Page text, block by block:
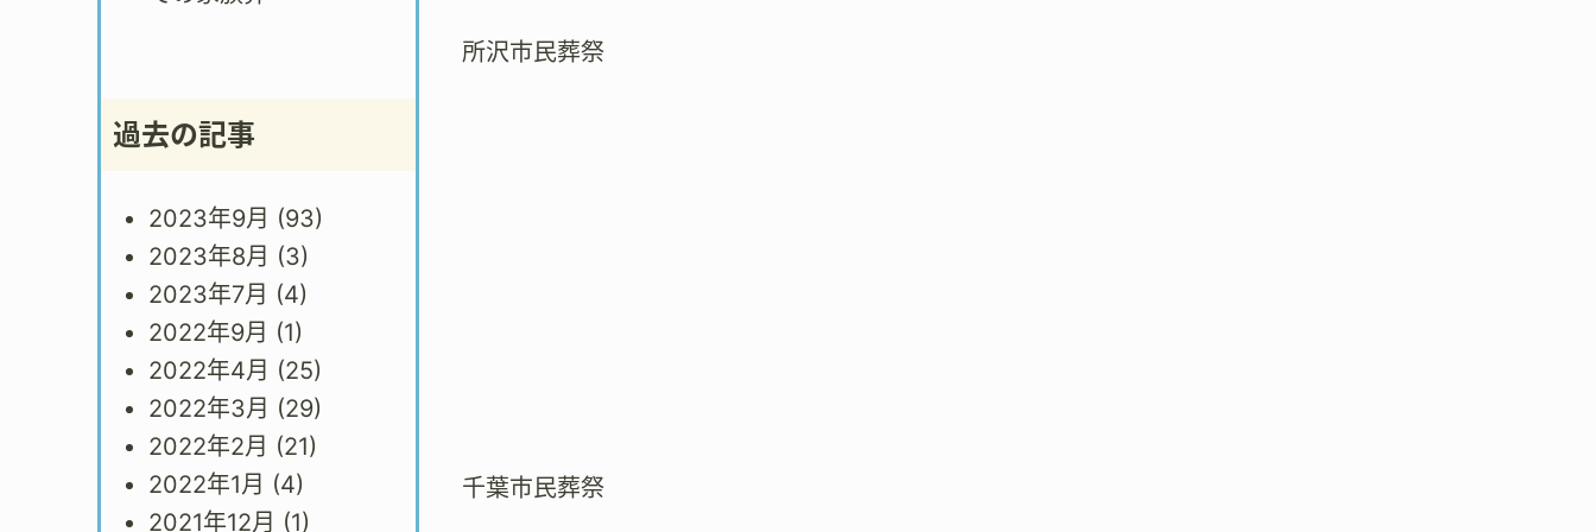
過去の記事
2023年9月 (93)
2023年8月 (3)
2023年7月 (4)
2022年9月 (1)
2022年4月 (25)
2022年3月 (29)
2022年2月 (21)
2022年1月 (4)
2021年12月 (1)
所沢市民葬祭
千葉市民葬祭